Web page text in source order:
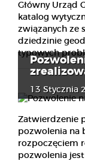
Główny Urząd
katalog
związanych ze
dziedzinie
typowych
13 Stycznia
Zatwierdzenie
pozwolenia na
rozpoczęciem
pozwolenia